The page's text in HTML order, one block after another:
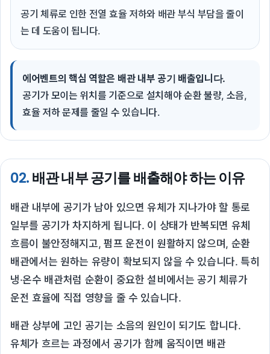
공기 체류로 인한 전열 효율 저하와 배관 부식 부담을 줄이
는 데 도움이 됩니다.
에어벤트의 핵심 역할은 배관 내부 공기 배출입니다.
공기가 모이는 위치를 기준으로 설치해야 순환 불량, 소음,
효율 저하 문제를 줄일 수 있습니다.
02.배관 내부 공기를 배출해야 하는 이유
배관 내부에 공기가 남아 있으면 유체가 지나가야 할 통로
일부를 공기가 차지하게 됩니다. 이 상태가 반복되면 유체
흐름이 불안정해지고, 펌프 운전이 원활하지 않으며, 순환
배관에서는 원하는 유량이 확보되지 않을 수 있습니다. 특히
냉·온수 배관처럼 순환이 중요한 설비에서는 공기 체류가
운전 효율에 직접 영향을 줄 수 있습니다.
배관 상부에 고인 공기는 소음의 원인이 되기도 합니다.
유체가 흐르는 과정에서 공기가 함께 움직이면 배관